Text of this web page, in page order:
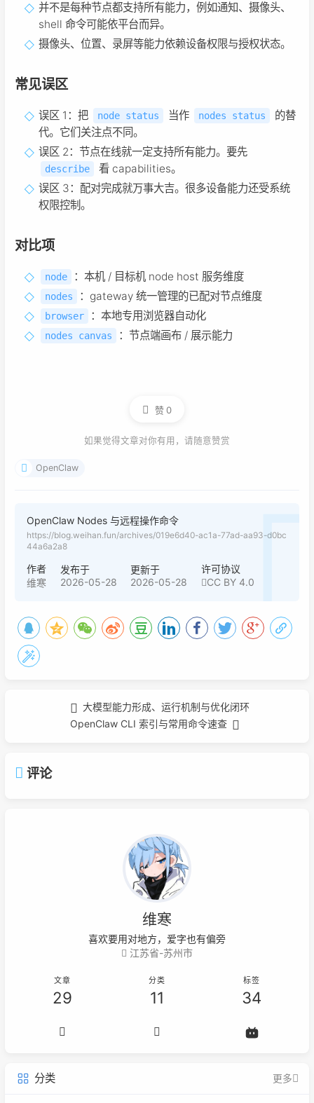
并不是每种节点都支持所有能力，例如通知、摄像头、
shell 命令可能依平台而异。
摄像头、位置、录屏等能力依赖设备权限与授权状态。
常见误区
误区 1：把 node status 当作 nodes status
的替
代。它们关注点不同。
误区 2：节点在线就一定支持所有能力。要先
describe
看 capabilities。
误区 3：配对完成就万事大吉。很多设备能力还受系统
权限控制。
对比项
node ：本机 / 目标机 node host 服务维度
nodes ：gateway 统一管理的已配对节点维度
browser ：本地专用浏览器自动化
nodes canvas ：节点端画布 / 展示能力
赞0
如果觉得文章对你有用，请随意赞赏
OpenClaw
OpenClaw Nodes 与远程操作命令
https://blog.weihan.fun/archives/019e6d40-ac1a-77ad-aa93-d0bc
44a6a2a8
作者
维寒
发布于
2026-05-28
更新于
2026-05-28
许可协议
CC BY 4.0
大模型能力形成、运行机制与优化闭环
OpenClaw CLI 索引与常用命令速查
评论
维寒
喜欢要用对地方，爱字也有偏旁
江苏省-苏州市
文章
29
分类
11
标签
34
分类 更多